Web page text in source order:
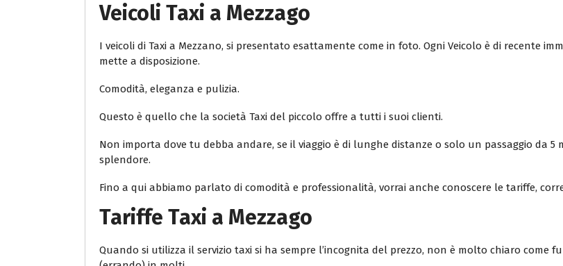
Veicoli Taxi a Mezzago
I veicoli di Taxi a Mezzano, si presentato esattamente come in foto. Ogni Veicolo è di recente
mette a disposizione.
Comodità, eleganza e pulizia.
Questo è quello che la società Taxi del piccolo offre a tutti i suoi clienti.
Non importa dove tu debba andare, se il viaggio è di lunghe distanze o solo un passaggio da
splendore.
Fino a qui abbiamo parlato di comodità e professionalità, vorrai anche conoscere le tariffe,
Tariffe Taxi a Mezzago
Quando si utilizza il servizio taxi si ha sempre l’incognita del prezzo, non è molto chiaro come